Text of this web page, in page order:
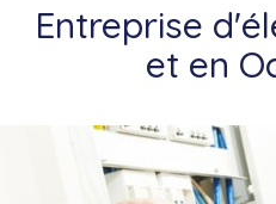
Entreprise
et en